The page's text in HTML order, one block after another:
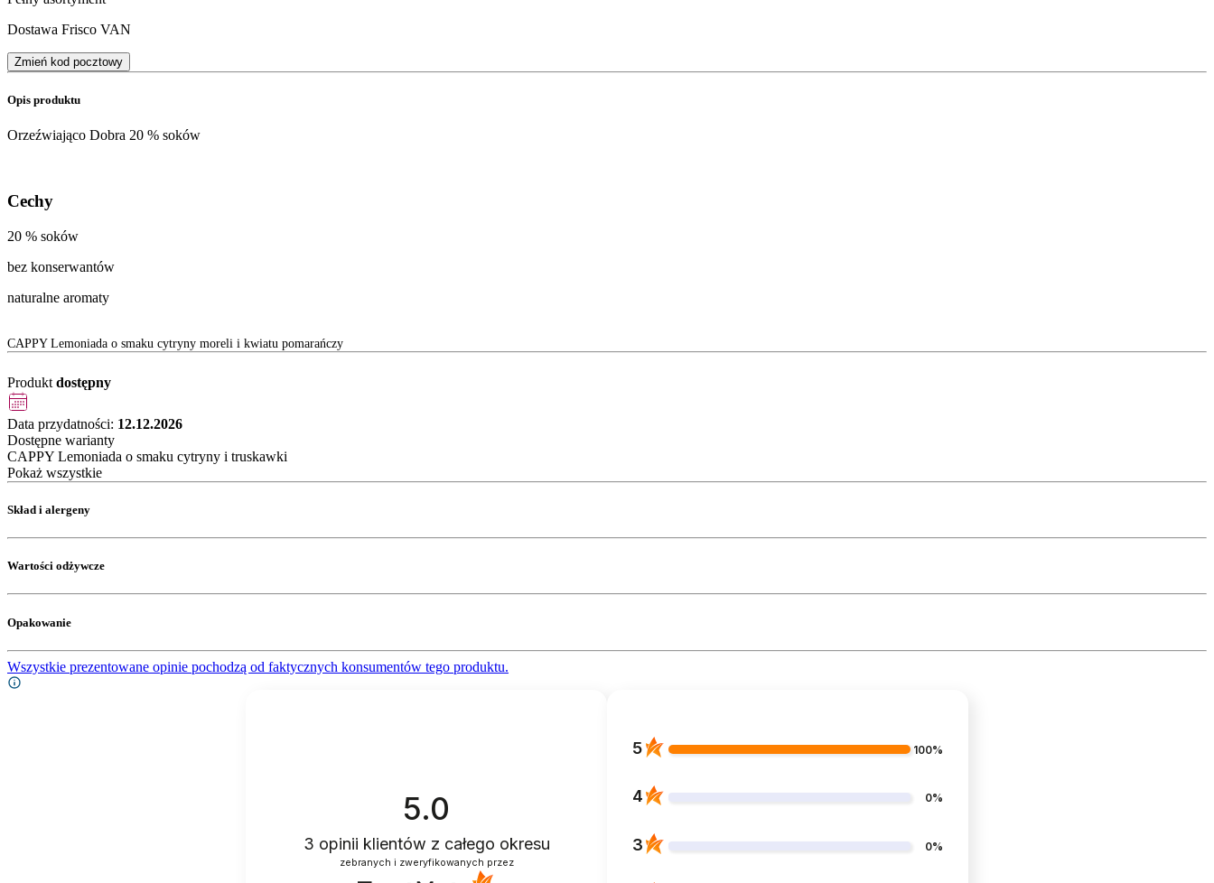
Dostawa Frisco VAN
Zmień kod pocztowy
Opis produktu
Orzeźwiająco Dobra 20 % soków
Cechy
20 % soków
bez konserwantów
naturalne aromaty
CAPPY Lemoniada o smaku cytryny moreli i kwiatu pomarańczy
Produkt dostępny
Data przydatności: 12.12.2026
Dostępne warianty
CAPPY Lemoniada o smaku cytryny i truskawki
Pokaż wszystkie
Skład i alergeny
Wartości odżywcze
Opakowanie
Wszystkie prezentowane opinie pochodzą od faktycznych konsumentów tego produktu.
5.0
3 opinii klientów z całego okresu
zebranych i zweryfikowanych przez
5 100%
4 0%
3 0%